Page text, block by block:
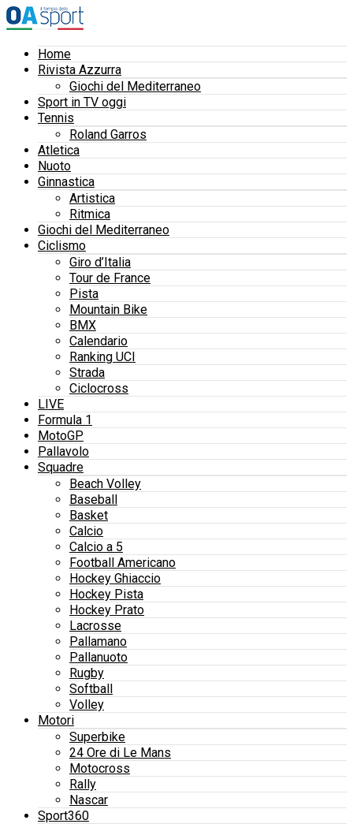
Home
Rivista Azzurra
Giochi del Mediterraneo
Sport in TV oggi
Tennis
Roland Garros
Atletica
Nuoto
Ginnastica
Artistica
Ritmica
Giochi del Mediterraneo
Ciclismo
Giro d’Italia
Tour de France
Pista
Mountain Bike
BMX
Calendario
Ranking UCI
Strada
Ciclocross
LIVE
Formula 1
MotoGP
Pallavolo
Squadre
Beach Volley
Baseball
Basket
Calcio
Calcio a 5
Football Americano
Hockey Ghiaccio
Hockey Pista
Hockey Prato
Lacrosse
Pallamano
Pallanuoto
Rugby
Softball
Volley
Motori
Superbike
24 Ore di Le Mans
Motocross
Rally
Nascar
Sport360